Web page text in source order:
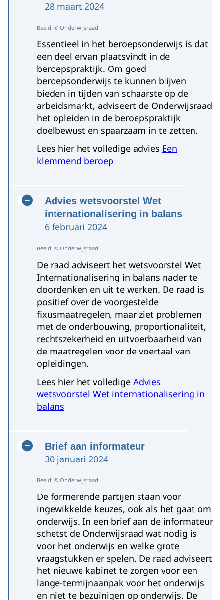
28 maart 2024
Beeld: © Onderwijsraad
Essentieel in het beroepsonderwijs is dat
een deel ervan plaatsvindt in de
beroepspraktijk. Om goed
beroepsonderwijs te kunnen blijven
bieden in tijden van schaarste op de
arbeidsmarkt, adviseert de Onderwijsraad
het opleiden in de beroepspraktijk
doelbewust en spaarzaam in te zetten.
Lees hier het volledige advies Een
klemmend beroep
Advies wetsvoorstel Wet
internationalisering in balans
6 februari 2024
Beeld: © Onderwijsraad
De raad adviseert het wetsvoorstel Wet
Internationalisering in balans nader te
doordenken en uit te werken. De raad is
positief over de voorgestelde
fixusmaatregelen, maar ziet problemen
met de onderbouwing, proportionaliteit,
rechtszekerheid en uitvoerbaarheid van
de maatregelen voor de voertaal van
opleidingen.
Lees hier het volledige Advies
wetsvoorstel Wet internationalisering in
balans
Brief aan informateur
30 januari 2024
Beeld: © Onderwijsraad
De formerende partijen staan voor
ingewikkelde keuzes, ook als het gaat om
onderwijs. In een brief aan de informateur
schetst de Onderwijsraad wat nodig is
voor het onderwijs en welke grote
vraagstukken er spelen. De raad adviseert
het nieuwe kabinet te zorgen voor een
lange-termijnaanpak voor het onderwijs
en niet te bezuinigen op onderwijs. De